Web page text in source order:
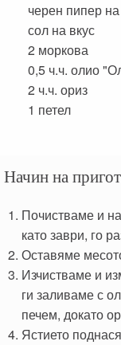
черен пипер на
сол на вкус
2 моркова
0,5 ч.ч. олио
2 ч.ч. ориз
1 петел
Начин на
Почистваме и
като заври, го
Оставяме
Изчистваме и
ги заливаме с
печем, докато
Ястието